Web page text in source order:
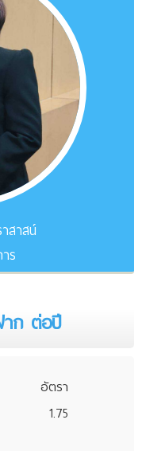
สาสน์
ร
าก ต่อปี
อัตรา
1.75